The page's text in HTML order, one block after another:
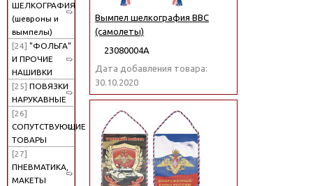
ШЕЛКОГРАФИЯ
(шевроны и
вымпелы)
[24] "ФОЛЬГА"
И ПРОЧИЕ
НАШИВКИ
[25] ПОВЯЗКИ
НАРУКАВНЫЕ
[26]
СОПУТСТВУЮЩИЕ
ТОВАРЫ
[27]
ПНЕВМАТИКА,
МАКЕТЫ
Вымпел шелкография ВВС
(самолеты)
23080004А
Дата добавления товара:
30.10.2020